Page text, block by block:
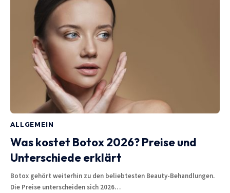
ALLGEMEIN
Was kostet Botox 2026? Preise und
Unterschiede erklärt
Botox gehört weiterhin zu den beliebtesten Beauty-Behandlungen.
Die Preise unterscheiden sich 2026…